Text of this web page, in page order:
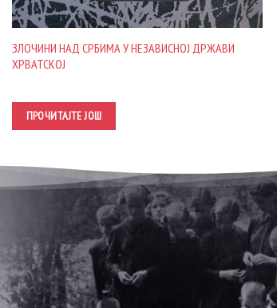
ЗЛОЧИНИ НАД СРБИМА У НЕЗАВИСНОЈ ДРЖАВИ
ХРВАТСКОЈ
ПРОЧИТАЈТЕ ЈОШ